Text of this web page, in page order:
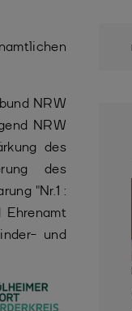
NRW
NRW
des
des
"Nr.1 :
Ehrenamt
und